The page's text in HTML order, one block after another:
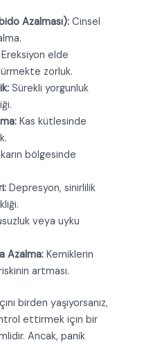
Azalması):Cinsel
elde
zorluk.
Sürekli yorgunluk
Kas kütlesinde
bölgesinde
Depresyon, sinirlilik
veya uyku
Azalma:Kemiklerin
artması.
birden yaşıyorsanız,
ettirmek için bir
Ancak, panik